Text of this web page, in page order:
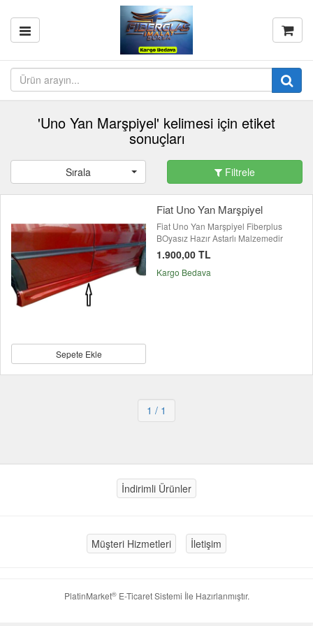
'Uno Yan Marşpiyel' kelimesi için etiket
sonuçları
Sırala Filtrele
Sepete Ekle
Fiat Uno Yan Marşpiyel
Fiat Uno Yan Marşpiyel Fiberplus
BOyasız Hazır Astarlı Malzemedir
1.900,00 TL
Kargo Bedava
1 / 1
İndirimli Ürünler
Müşteri Hizmetleri İletişim
PlatinMarket®E-Ticaret Sistemi İle Hazırlanmıştır.